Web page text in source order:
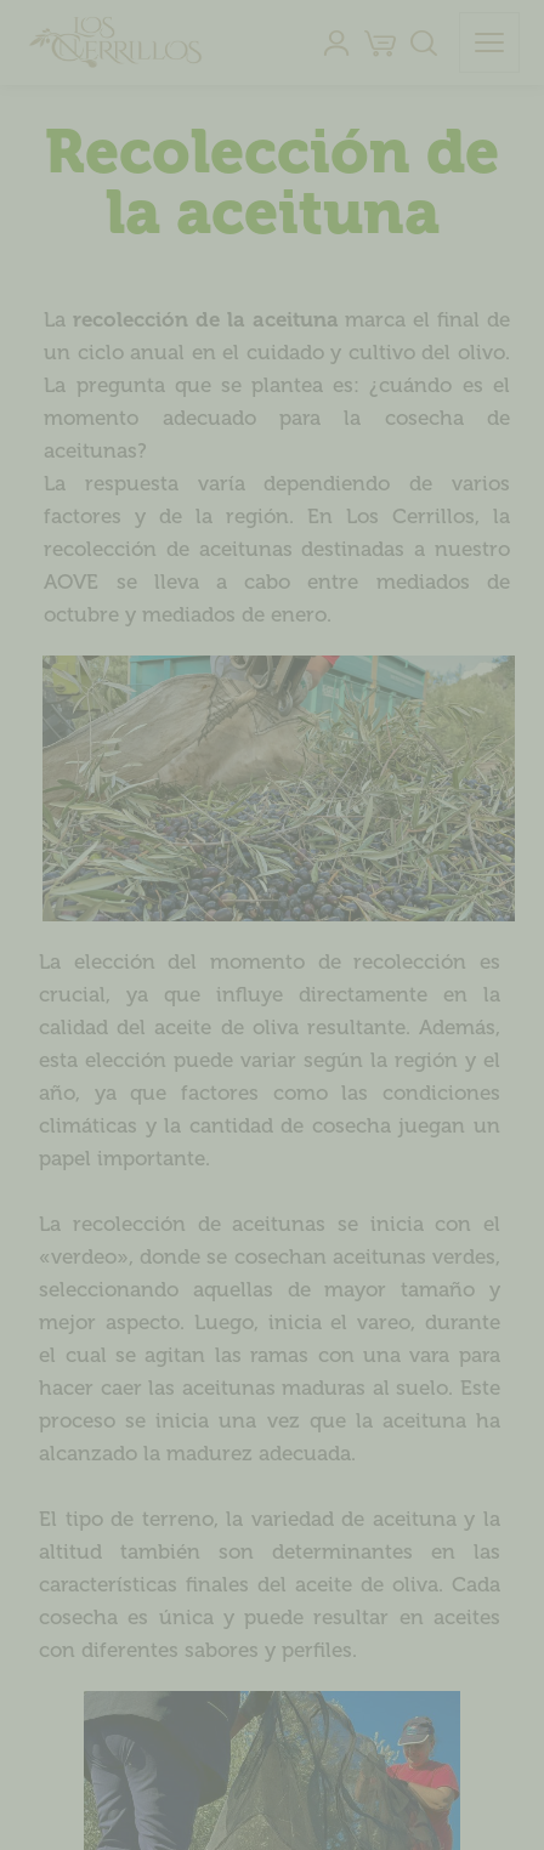
Recolección de
la aceituna
La recolección de la aceituna marca el final de
un ciclo anual en el cuidado y cultivo del olivo.
La pregunta que se plantea es: ¿cuándo es el
momento adecuado para la cosecha de
aceitunas?
La respuesta varía dependiendo de varios
factores y de la región. En Los Cerrillos, la
recolección de aceitunas destinadas a nuestro
AOVE se lleva a cabo entre mediados de
octubre y mediados de enero.
La elección del momento de recolección es
crucial, ya que influye directamente en la
calidad del aceite de oliva resultante. Además,
esta elección puede variar según la región y el
año, ya que factores como las condiciones
climáticas y la cantidad de cosecha juegan un
papel importante.
La recolección de aceitunas se inicia con el
«verdeo», donde se cosechan aceitunas verdes,
seleccionando aquellas de mayor tamaño y
mejor aspecto. Luego, inicia el vareo, durante
el cual se agitan las ramas con una vara para
hacer caer las aceitunas maduras al suelo. Este
proceso se inicia una vez que la aceituna ha
alcanzado la madurez adecuada.
El tipo de terreno, la variedad de aceituna y la
altitud también son determinantes en las
características finales del aceite de oliva. Cada
cosecha es única y puede resultar en aceites
con diferentes sabores y perfiles.